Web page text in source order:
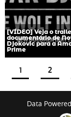
[VÍDEO] Veja o
documentário de
Djokovic para a
Prime
1 2
Data